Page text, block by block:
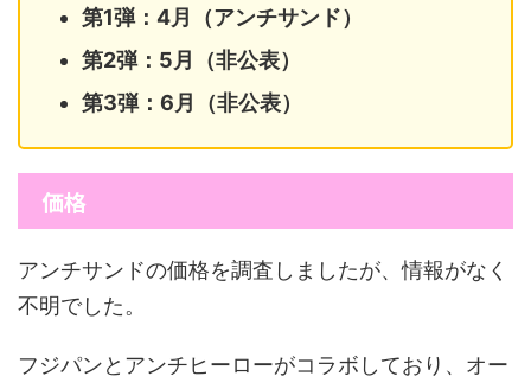
第1弾：4月（アンチサンド）
第2弾：5月（非公表）
第3弾：6月（非公表）
価格
アンチサンドの価格を調査しましたが、情報がなく
不明でした。
フジパンとアンチヒーローがコラボしており、オー